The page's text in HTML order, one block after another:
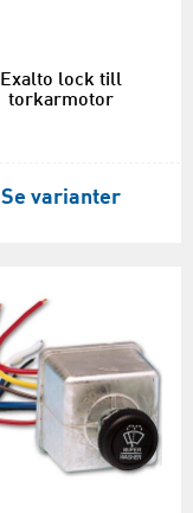
Exalto lock till
torkarmotor
Se varianter